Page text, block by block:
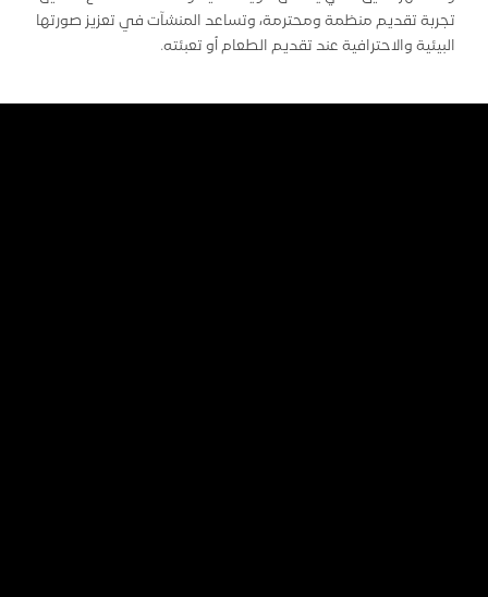
تجربة تقديم منظمة ومحترمة، وتساعد المنشآت في تعزيز صورتها
البيئية والاحترافية عند تقديم الطعام أو تعبئته.